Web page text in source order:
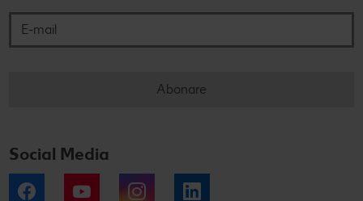
Abonare
Social Media
Facebook YouTube Instagram